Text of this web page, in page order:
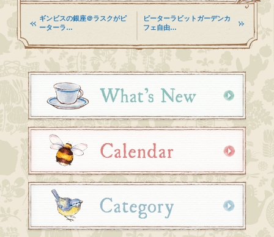
ギンビスの銀座＠ラスクがピ
ーターラ…
ピーターラビットガーデンカ
フェ自由…